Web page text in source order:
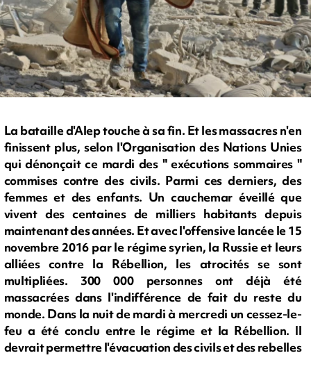
La bataille d'Alep touche à sa fin. Et les massacres n'en
finissent plus, selon l'Organisation des Nations Unies
qui dénonçait ce mardi des " exécutions sommaires "
commises contre des civils. Parmi ces derniers, des
femmes et des enfants. Un cauchemar éveillé que
vivent des centaines de milliers habitants depuis
maintenant des années. Et avec l'offensive lancée le 15
novembre 2016 par le régime syrien, la Russie et leurs
alliées contre la Rébellion, les atrocités se sont
multipliées. 300 000 personnes ont déjà été
massacrées dans l'indifférence de fait du reste du
monde. Dans la nuit de mardi à mercredi un cessez-le-
feu a été conclu entre le régime et la Rébellion. Il
devrait permettre l'évacuation des civils et des rebelles